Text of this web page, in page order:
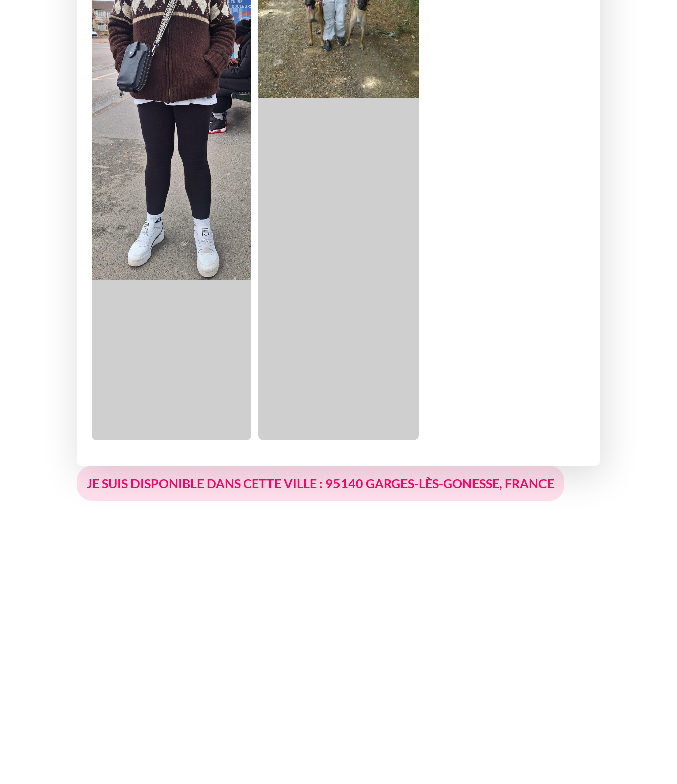
JE SUIS DISPONIBLE DANS CETTE VILLE : 95140 GARGES-LÈS-GONESSE, FRANCE